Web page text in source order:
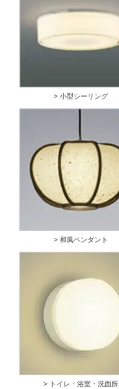
> 小型シーリング
> 和風ペンダント
> トイレ・浴室・洗面所